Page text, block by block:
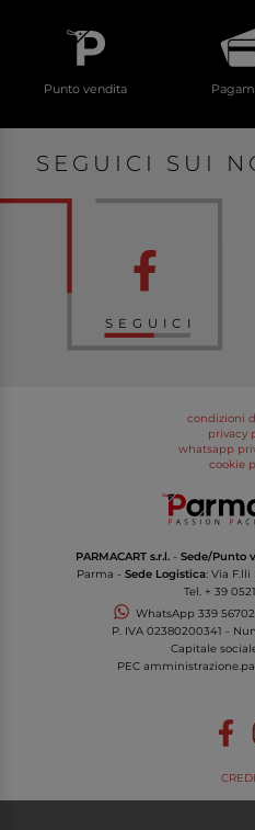
Punto vendita
SEGUICI SUI
SEGUICI
condizioni
privacy
whatsapp
cookie
PARMACART s.r.l. -Sede/Punto
Parma -Sede Logistica: Via F.lli
Tel. + 39
WhatsApp 339
P. IVA02380200341 -
Capitale
PEC